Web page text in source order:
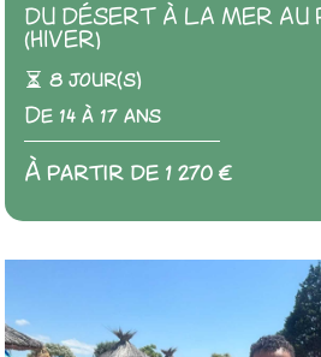
DU DÉSERT À LA MER AU
(HIVER)
8 jour(s)
De 14 à 17 ans
À partir de 1 270 €